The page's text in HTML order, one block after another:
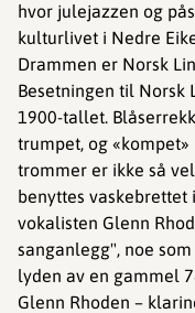
hvor julejazzen og
kulturlivet i Nedre
Drammen er Norsk
Besetningen til Norsk
1900-tallet.
trumpet, og
trommer er ikke så
benyttes vaskebrettet
vokalisten Glenn
sanganlegg", noe
lyden av en gammel
Glenn Rhoden –